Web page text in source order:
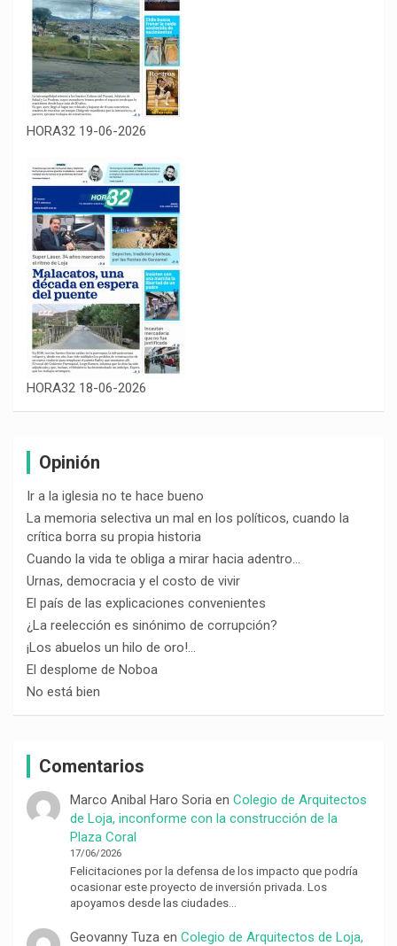
HORA32 19-06-2026
HORA32 18-06-2026
Opinión
Ir a la iglesia no te hace bueno
La memoria selectiva un mal en los políticos, cuando la
crítica borra su propia historia
Cuando la vida te obliga a mirar hacia adentro…
Urnas, democracia y el costo de vivir
El país de las explicaciones convenientes
¿La reelección es sinónimo de corrupción?
¡Los abuelos un hilo de oro!…
El desplome de Noboa
No está bien
Comentarios
Marco Anibal Haro Soriaen Colegio de Arquitectos
de Loja, inconforme con la construcción de la
Plaza Coral
17/06/2026
Felicitaciones por la defensa de los impacto que podría
ocasionar este proyecto de inversión privada. Los
apoyamos desde las ciudades…
Geovanny Tuzaen Colegio de Arquitectos de Loja,